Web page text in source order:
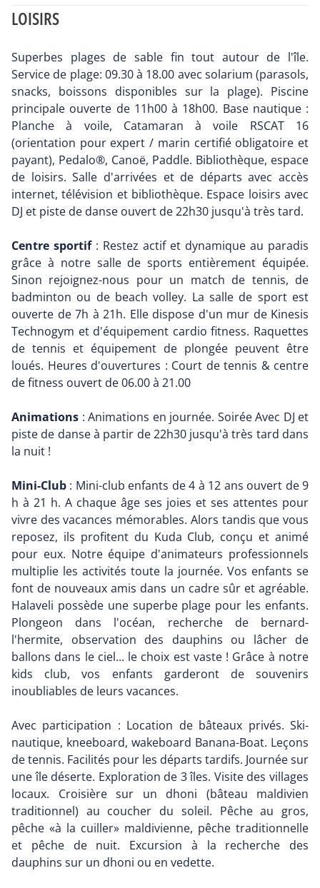
LOISIRS
Superbes plages de sable fin tout autour de l'île.
Service de plage: 09.30 à 18.00 avec solarium (parasols,
snacks, boissons disponibles sur la plage). Piscine
principale ouverte de 11h00 à 18h00. Base nautique :
Planche à voile, Catamaran à voile RSCAT 16
(orientation pour expert / marin certifié obligatoire et
payant), Pedalo®, Canoë, Paddle. Bibliothèque, espace
de loisirs. Salle d'arrivées et de départs avec accès
internet, télévision et bibliothèque. Espace loisirs avec
DJ et piste de danse ouvert de 22h30 jusqu'à très tard.
Centre sportif: Restez actif et dynamique au paradis
grâce à notre salle de sports entièrement équipée.
Sinon rejoignez-nous pour un match de tennis, de
badminton ou de beach volley. La salle de sport est
ouverte de 7h à 21h. Elle dispose d'un mur de Kinesis
Technogym et d'équipement cardio fitness. Raquettes
de tennis et équipement de plongée peuvent être
loués. Heures d'ouvertures : Court de tennis & centre
de fitness ouvert de 06.00 à 21.00
Animations : Animations en journée. Soirée Avec DJ et
piste de danse à partir de 22h30 jusqu'à très tard dans
la nuit !
Mini-Club : Mini-club enfants de 4 à 12 ans ouvert de 9
h à 21 h. A chaque âge ses joies et ses attentes pour
vivre des vacances mémorables. Alors tandis que vous
reposez, ils profitent du Kuda Club, conçu et animé
pour eux. Notre équipe d'animateurs professionnels
multiplie les activités toute la journée. Vos enfants se
font de nouveaux amis dans un cadre sûr et agréable.
Halaveli possède une superbe plage pour les enfants.
Plongeon dans l'océan, recherche de bernard-
l'hermite, observation des dauphins ou lâcher de
ballons dans le ciel... le choix est vaste ! Grâce à notre
kids club, vos enfants garderont de souvenirs
inoubliables de leurs vacances.
Avec participation : Location de bâteaux privés. Ski-
nautique, kneeboard, wakeboard Banana-Boat. Leçons
de tennis. Facilités pour les départs tardifs. Journée sur
une île déserte. Exploration de 3 îles. Visite des villages
locaux. Croisière sur un dhoni (bâteau maldivien
traditionnel) au coucher du soleil. Pêche au gros,
pêche «à la cuiller» maldivienne, pêche traditionnelle
et pêche de nuit. Excursion à la recherche des
dauphins sur un dhoni ou en vedette.